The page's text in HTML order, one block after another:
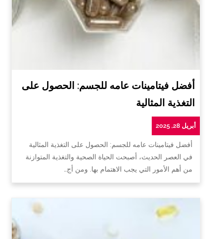
أفضل فيتامينات عامه للجسم: الحصول على
التغذية المثالية
أبريل 28, 2025
أفضل فيتامينات عامه للجسم: الحصول على التغذية المثالية
في العصر الحديث، أصبحت الحياة الصحية والتغذية المتوازنة
من أهم الأمور التي يجب الاهتمام بها. ومن أج…